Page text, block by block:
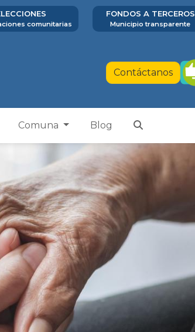
comunitarias
FONDOS A TERCEROS
Municipio transparente
Contáctanos
Comuna Blog